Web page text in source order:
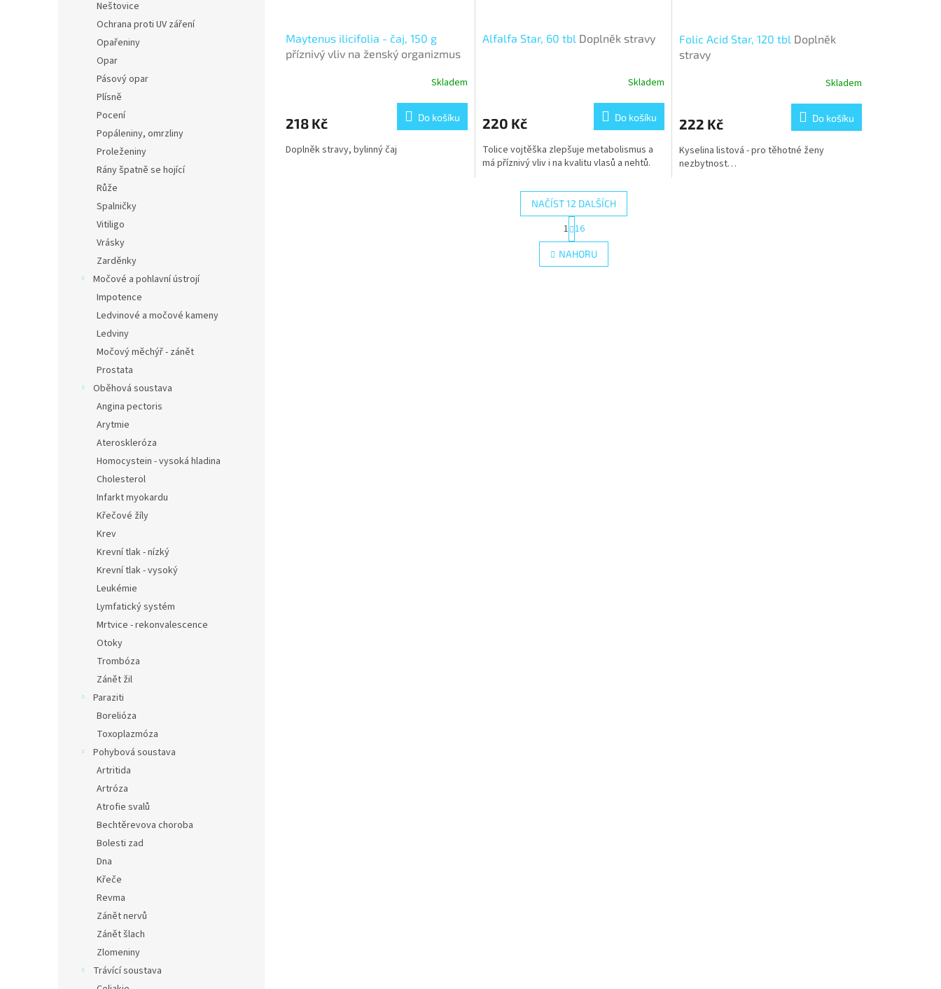
Neštovice
Ochrana proti UV záření
Opařeniny
Opar
Pásový opar
Plísně
Pocení
Popáleniny, omrzliny
Proleženiny
Rány špatně se hojící
Růže
Spalničky
Vitiligo
Vrásky
Zarděnky
Močové a pohlavní ústrojí
Impotence
Ledvinové a močové kameny
Ledviny
Močový měchýř - zánět
Prostata
Oběhová soustava
Angina pectoris
Arytmie
Ateroskleróza
Homocystein - vysoká hladina
Cholesterol
Infarkt myokardu
Křečové žíly
Krev
Krevní tlak - nízký
Krevní tlak - vysoký
Leukémie
Lymfatický systém
Mrtvice - rekonvalescence
Otoky
Trombóza
Zánět žil
Paraziti
Borelióza
Toxoplazmóza
Pohybová soustava
Artritida
Artróza
Atrofie svalů
Bechtěrevova choroba
Bolesti zad
Dna
Křeče
Revma
Zánět nervů
Zánět šlach
Zlomeniny
Trávící soustava
Maytenus ilicifolia - čaj, 150 g
příznivý vliv na ženský organizmus
Skladem
218 Kč Do košíku
Doplněk stravy, bylinný čaj
Alfalfa Star, 60 tbl Doplněk stravy
Skladem
220 Kč Do košíku
Tolice vojtěška zlepšuje metabolismus a
má příznivý vliv i na kvalitu vlasů a nehtů.
Folic Acid Star, 120 tbl Doplněk
stravy
Skladem
222 Kč Do košíku
Kyselina listová - pro těhotné ženy
nezbytnost…
O
v
l
NAČÍST 12 DALŠÍCH
t
r
á
n
1 16
NAHORU